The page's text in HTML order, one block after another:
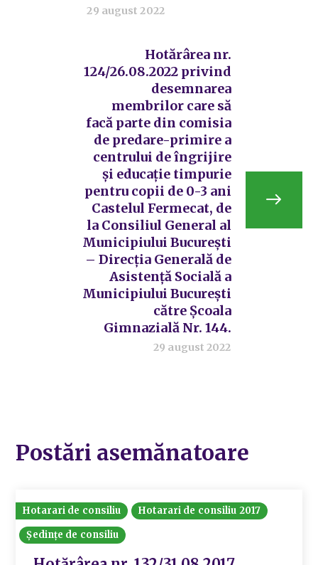
29 august 2022
Hotărârea nr.
124/26.08.2022 privind
desemnarea
membrilor care să
facă parte din comisia
de predare-primire a
centrului de îngrijire
și educație timpurie
pentru copii de 0-3 ani
Castelul Fermecat, de
la Consiliul General al
Municipiului București
– Direcția Generală de
Asistență Socială a
Municipiului București
către Școala
Gimnazială Nr. 144.
29 august 2022
Postări asemănatoare
Hotarari de consiliu
Hotarari de consiliu 2017
Ședințe de consiliu